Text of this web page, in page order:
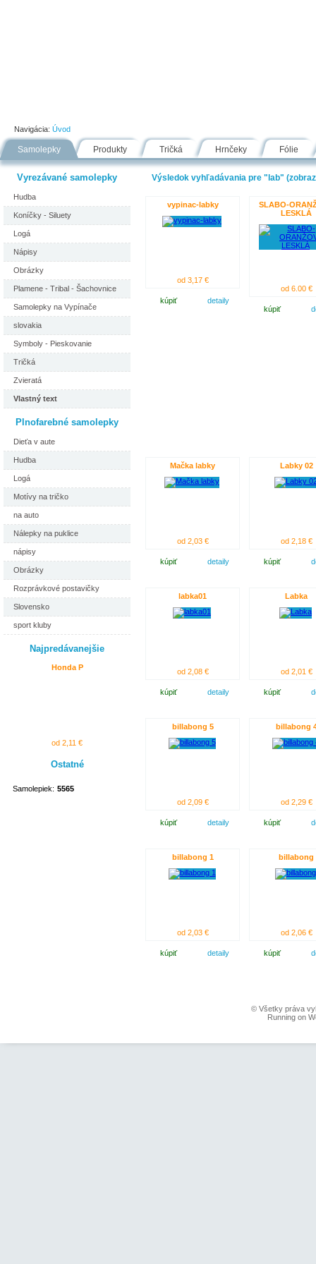
Navigácia: Úvod
Samolepky Produkty Tričká Hrnčeky Fólie
Vyrezávané samolepky
Hudba
Koníčky - Siluety
Logá
Nápisy
Obrázky
Plamene - Tribal - Šachovnice
Samolepky na Vypínače
slovakia
Symboly - Pieskovanie
Tričká
Zvieratá
Vlastný text
Plnofarebné samolepky
Dieťa v aute
Hudba
Logá
Motívy na tričko
na auto
Nálepky na puklice
nápisy
Obrázky
Rozprávkové postavičky
Slovensko
sport kluby
Najpredávanejšie
Honda P
od 2,11 €
Ostatné
Samolepiek: 5565
Výsledok vyhľadávania pre "lab"
vypinac-labky
od 3,17 €
kúpiť detaily
SLABO-
LESKLÁ
od 6.00 €
kúpiť
Mačka labky
od 2,03 €
kúpiť detaily
Labky 02
od 2,18 €
kúpiť
labka01
od 2,08 €
kúpiť detaily
Labka
od 2,01 €
kúpiť
billabong 5
od 2,09 €
kúpiť detaily
billabong
od 2,29 €
kúpiť
billabong 1
od 2,03 €
kúpiť detaily
billabong
od 2,06 €
kúpiť
© Všetky práva
Running on